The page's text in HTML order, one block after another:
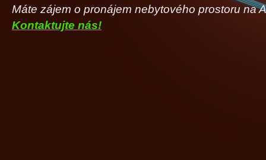
Máte zájem o pronájem nebytového prostoru na
Kontaktujte nás!